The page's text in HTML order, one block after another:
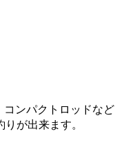
ンパクトロッドなど
が出来ます。